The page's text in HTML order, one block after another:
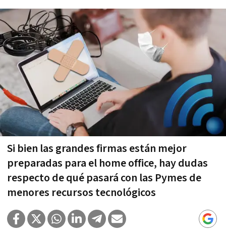
Si bien las grandes firmas están mejor
preparadas para el home office, hay dudas
respecto de qué pasará con las Pymes de
menores recursos tecnológicos